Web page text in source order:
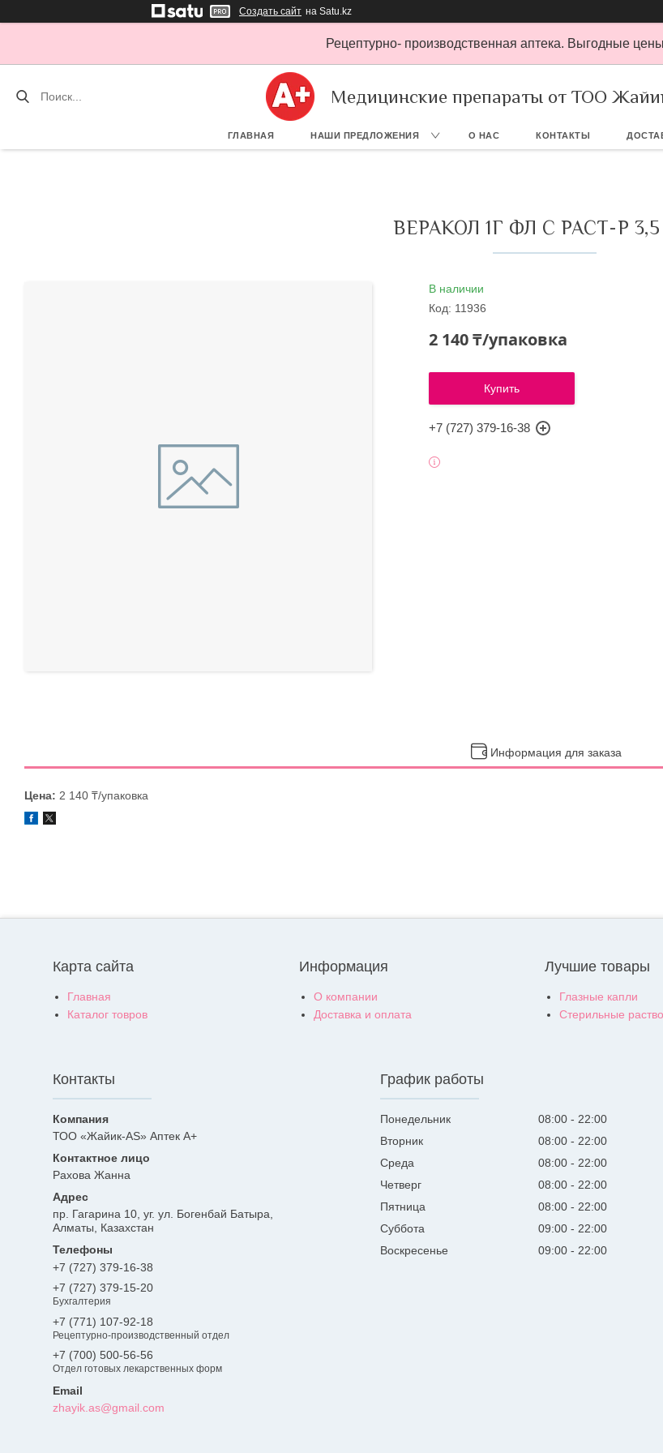
Создать сайт на Satu.kz
Рецептурно- производственная аптека. Выгодные
Медицинские препараты от ТОО
ГЛАВНАЯ НАШИ ПРЕДЛОЖЕНИЯ О НАС КОНТАКТЫ
ВЕРАКОЛ 1Г ФЛ С РАСТ-Р
В наличии
Код: 11936
2 140 ₸/упаковка
Купить
+7 (727) 379-16-38
Информация для заказа
Цена: 2 140 ₸/упаковка
Карта сайта
Главная
Каталог товров
Информация
О компании
Доставка и оплата
Лучшие товары
Глазные капли
Стерильные
Контакты
ТОО «Жайик-AS» Аптек А+
Рахова Жанна
пр. Гагарина 10, уг. ул. Богенбай Батыра,
Алматы, Казахстан
+7 (727) 379-16-38
+7 (727) 379-15-20
Бухгалтерия
+7 (771) 107-92-18
Рецептурно-производственный отдел
+7 (700) 500-56-56
Отдел готовых лекарственных форм
zhayik.as@gmail.com
График работы
Понедельник 08:00
22:00
Вторник
08:00
22:00
Среда
08:00
22:00
Четверг
08:00
22:00
Пятница
08:00
22:00
Суббота
09:00
22:00
Воскресенье
09:00 22:00